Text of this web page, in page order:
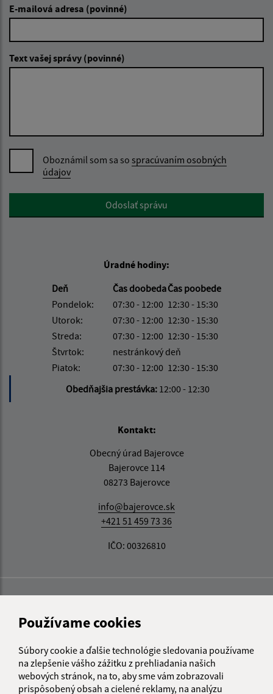
Používame cookies
Súbory cookie a ďalšie technológie sledovania používame
na zlepšenie vášho zážitku z prehliadania našich
webových stránok, na to, aby sme vám zobrazovali
prispôsobený obsah a cielené reklamy, na analýzu
E-mailová adresa (povinné)
Text vašej správy (povinné)
Oboznámil som sa so spracúvaním osobných
údajov
Google reCaptcha ResponseOdoslať správu
Úradné hodiny:
Deň
Čas doobedaČas poobede
Pondelok:
07:30 - 12:00 12:30 - 15:30
Utorok:
07:30 - 12:00 12:30 - 15:30
Streda:
07:30 - 12:00 12:30 - 15:30
Štvrtok:
nestránkový deň
Piatok:
07:30 - 12:00 12:30 - 15:30
Obedňajšia prestávka: 12:00 - 12:30
Kontakt:
Obecný úrad Bajerovce
Bajerovce 114
08273 Bajerovce
info@bajerovce.sk
+421 51 459 73 36
IČO: 00326810